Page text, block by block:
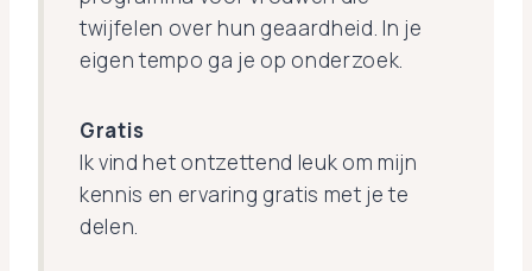
twijfelen over hun geaardheid. In je
eigen tempo ga je op onderzoek.
Gratis
Ik vind het ontzettend leuk om mijn
kennis en ervaring gratis met je te
delen.